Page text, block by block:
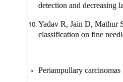
detection and decreasing
Yadav R, Jain D, Mathur
classification on fine
Periampullary carcinomas